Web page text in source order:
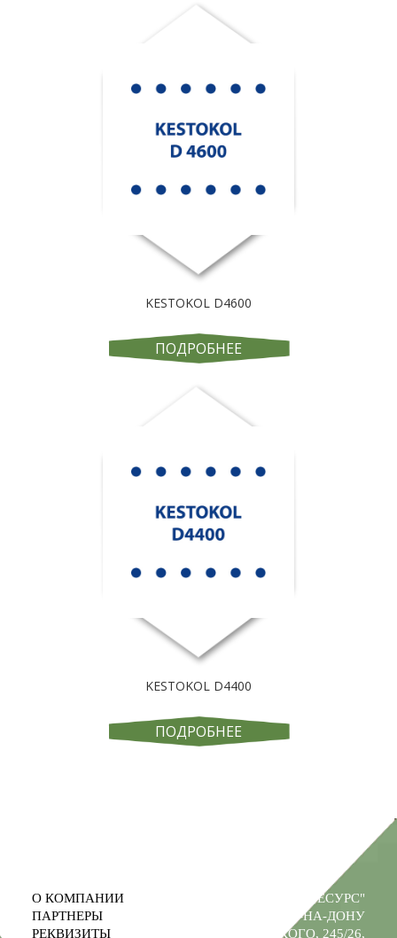
KESTOKOL D4600
ПОДРОБНЕЕ
KESTOKOL D4400
ПОДРОБНЕЕ
О КОМПАНИИ
ПАРТНЕРЫ
РЕКВИЗИТЫ
ООО "ПРОМРЕСУРС"
РОСТОВ-НА-ДОНУ
УЛ. М. ГОРЬКОГО, 245/26,